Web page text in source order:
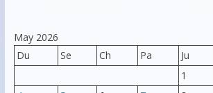
May 2026
Du
Se Ch Pa Ju
1